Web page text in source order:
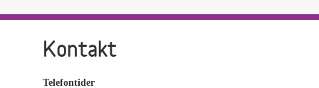
Kontakt
Telefontider